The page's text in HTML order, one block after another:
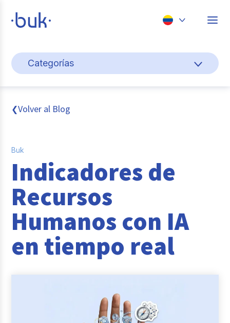
Perú
Categorías
Cultura y bienestar laboral
Gestión de personas
Buk
Transformación digital
Tendencias y Data
Reclutamiento y Selección
❮Volver al Blog
Buk
Indicadores de
Recursos
Humanos con IA
en tiempo real